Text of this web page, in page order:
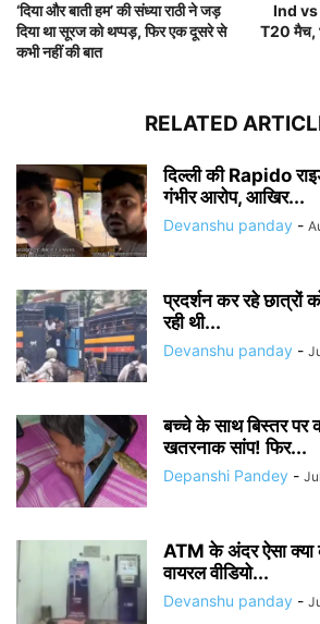
‘दिया और बाती हम’ की संध्या राठी ने जड़
दिया था सूरज को थप्पड़, फिर एक दूसरे से
कभी नहीं की बात
Ind vs
T20 मैच,
RELATED
दिल्ली की Rapido
गंभीर आरोप, आखिर...
Devanshu panday -
प्रदर्शन कर रहे छात्रों
रही थी...
Devanshu panday -
बच्चे के साथ बिस्तर पर
खतरनाक सांप! फिर...
Depanshi Pandey -
ATM के अंदर ऐसा क्या
वायरल वीडियो...
Devanshu panday -